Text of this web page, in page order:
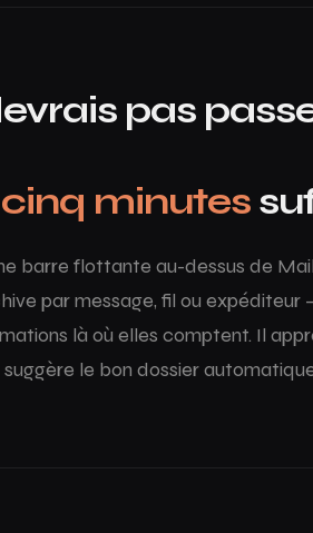
pas
cinq minutes
barre flottante au-dessus de
par message, fil ou expéditeur
là où elles comptent. Il
le bon dossier